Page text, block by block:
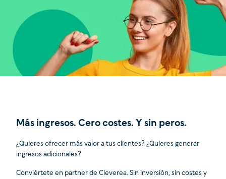
Más ingresos. Cero costes. Y sin peros.
¿Quieres ofrecer más valor a tus clientes? ¿Quieres generar
ingresos adicionales?
Conviértete en partner de Cleverea. Sin inversión, sin costes y